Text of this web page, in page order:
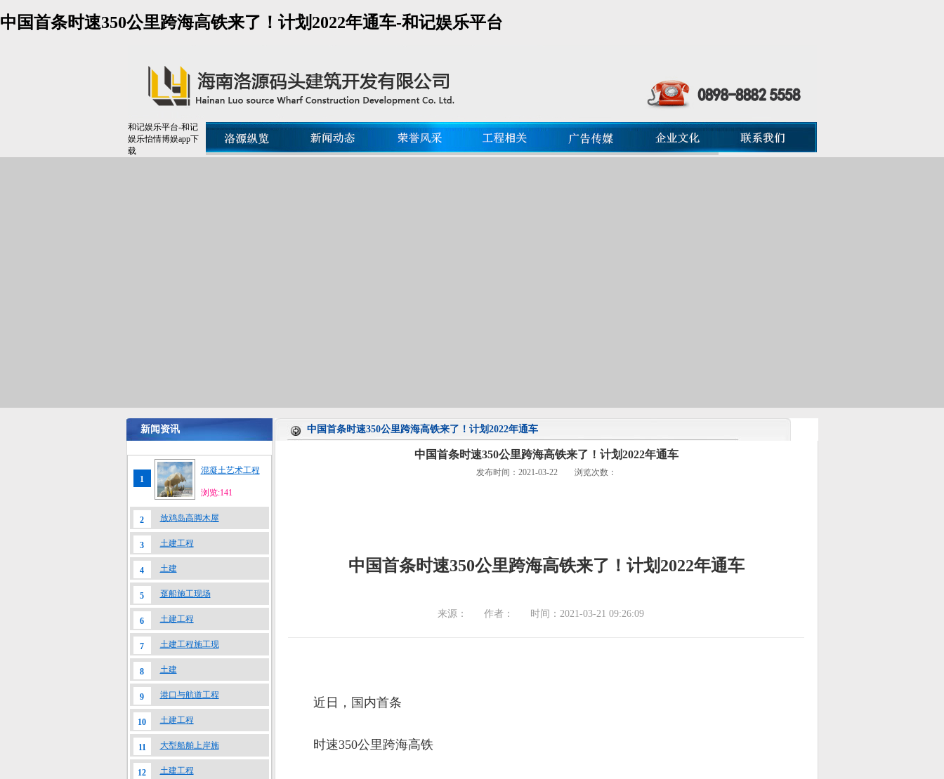
中国首条时速350公里跨海高铁来了！计划2022年通车-和记娱乐平台
和记娱乐平台-和记
娱乐怡情博娱app下
载
新闻资讯 中国首条时速350公里跨海高铁来了！计划2022年通车
1
混凝土艺术工程
浏览:141
2 放鸡岛高脚木屋
3 土建工程
4 土建
5 趸船施工现场
6 土建工程
7 土建工程施工现
8 土建
9 港口与航道工程
10 土建工程
11 大型船舶上岸施
12 土建工程
中国首条时速350公里跨海高铁来了！计划2022年通车
发布时间：2021-03-22 浏览次数：
中国首条时速350公里跨海高铁来了！计划2022年通车
来源： 作者： 时间：2021-03-21 09:26:09
近日，国内首条
时速350公里跨海高铁